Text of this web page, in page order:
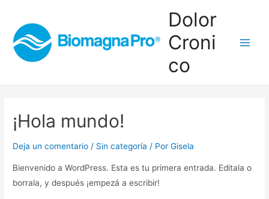
contenido
Dolor
Croni
co
¡Hola mundo!
Deja un comentario / Sin categoría / PorGisela
Bienvenido a WordPress. Esta es tu primera entrada. Editala o
borrala, y después ¡empezá a escribir!